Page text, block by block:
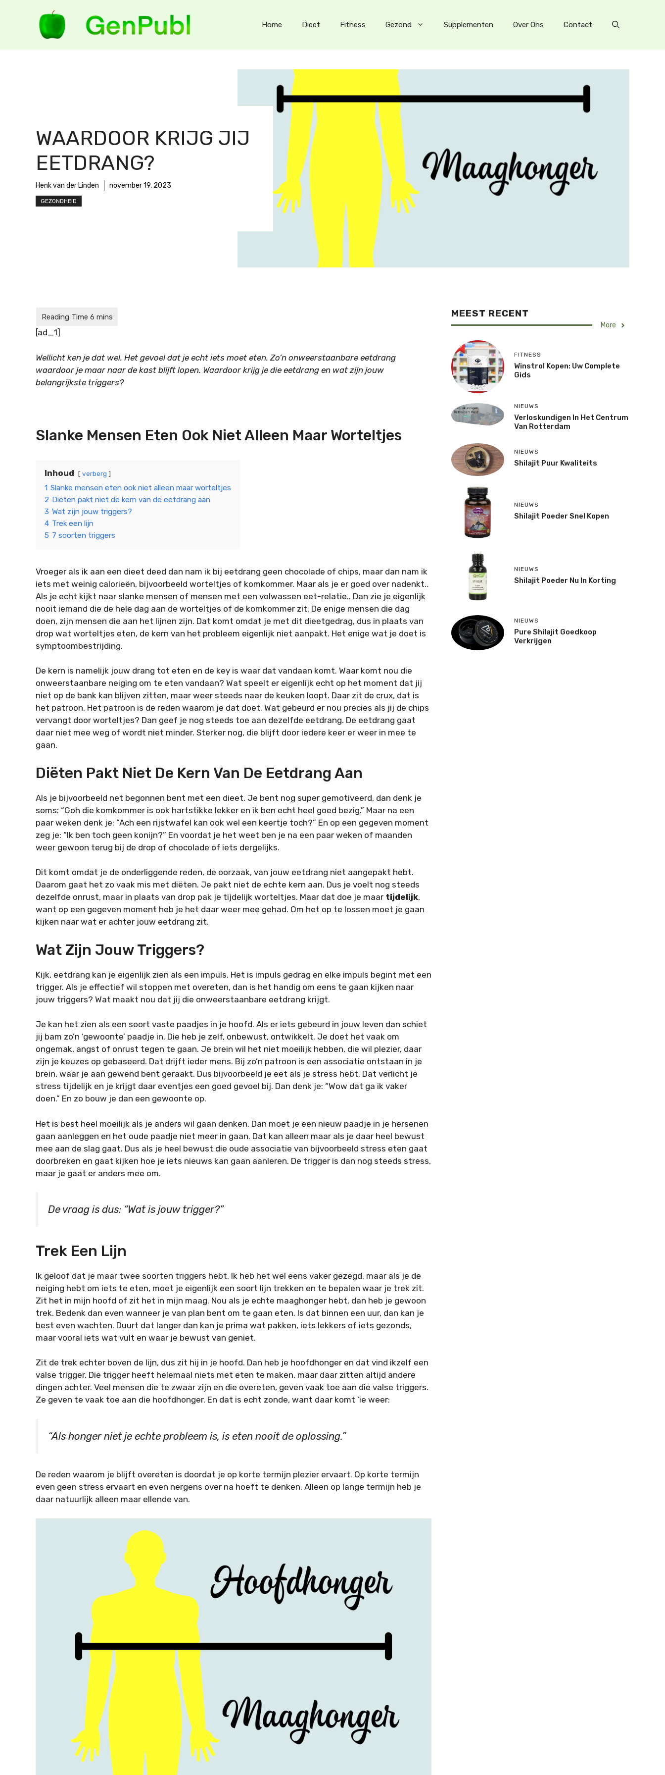
Home Dieet Fitness Gezond Supplementen Over Ons Contact
WAARDOOR KRIJG JIJ
EETDRANG?
Henk van der Linden november 19, 2023
GEZONDHEID
[ad_1]
Wellicht ken je dat wel. Het gevoel dat je echt iets moet eten. Zo’n onweerstaanbare eetdrang
waardoor je maar naar de kast blijft lopen. Waardoor krijg je die eetdrang en wat zijn jouw
belangrijkste triggers?
Slanke Mensen Eten Ook Niet Alleen Maar Worteltjes
Inhoud verberg
1 Slanke mensen eten ook niet alleen maar worteltjes
2 Diëten pakt niet de kern van de eetdrang aan
3 Wat zijn jouw triggers?
4 Trek een lijn
5 7 soorten triggers
Vroeger als ik aan een dieet deed dan nam ik bij eetdrang geen chocolade of chips, maar dan nam ik
iets met weinig calorieën, bijvoorbeeld worteltjes of komkommer. Maar als je er goed over nadenkt..
Als je echt kijkt naar slanke mensen of mensen met een volwassen eet-relatie.. Dan zie je eigenlijk
nooit iemand die de hele dag aan de worteltjes of de komkommer zit. De enige mensen die dag
doen, zijn mensen die aan het lijnen zijn. Dat komt omdat je met dit dieetgedrag, dus in plaats van
drop wat worteltjes eten, de kern van het probleem eigenlijk niet aanpakt. Het enige wat je doet is
symptoombestrijding.
De kern is namelijk jouw drang tot eten en de key is waar dat vandaan komt. Waar komt nou die
onweerstaanbare neiging om te eten vandaan? Wat speelt er eigenlijk echt op het moment dat jij
niet op de bank kan blijven zitten, maar weer steeds naar de keuken loopt. Daar zit de crux, dat is
het patroon. Het patroon is de reden waarom je dat doet. Wat gebeurd er nou precies als jij de chips
vervangt door worteltjes? Dan geef je nog steeds toe aan dezelfde eetdrang. De eetdrang gaat
daar niet mee weg of wordt niet minder. Sterker nog, die blijft door iedere keer er weer in mee te
gaan.
Diëten Pakt Niet De Kern Van De Eetdrang Aan
Als je bijvoorbeeld net begonnen bent met een dieet. Je bent nog super gemotiveerd, dan denk je
soms: “Goh die komkommer is ook hartstikke lekker en ik ben echt heel goed bezig.” Maar na een
paar weken denk je: “Ach een rijstwafel kan ook wel een keertje toch?” En op een gegeven moment
zeg je: “Ik ben toch geen konijn?” En voordat je het weet ben je na een paar weken of maanden
weer gewoon terug bij de drop of chocolade of iets dergelijks.
Dit komt omdat je de onderliggende reden, de oorzaak, van jouw eetdrang niet aangepakt hebt.
Daarom gaat het zo vaak mis met diëten. Je pakt niet de echte kern aan. Dus je voelt nog steeds
dezelfde onrust, maar in plaats van drop pak je tijdelijk worteltjes. Maar dat doe je maar tijdelijk,
want op een gegeven moment heb je het daar weer mee gehad. Om het op te lossen moet je gaan
kijken naar wat er achter jouw eetdrang zit.
Wat Zijn Jouw Triggers?
Kijk, eetdrang kan je eigenlijk zien als een impuls. Het is impuls gedrag en elke impuls begint met een
trigger. Als je effectief wil stoppen met overeten, dan is het handig om eens te gaan kijken naar
jouw triggers? Wat maakt nou dat jij die onweerstaanbare eetdrang krijgt.
Je kan het zien als een soort vaste paadjes in je hoofd. Als er iets gebeurd in jouw leven dan schiet
jij bam zo’n ‘gewoonte’ paadje in. Die heb je zelf, onbewust, ontwikkelt. Je doet het vaak om
ongemak, angst of onrust tegen te gaan. Je brein wil het niet moeilijk hebben, die wil plezier, daar
zijn je keuzes op gebaseerd. Dat drijft ieder mens. Bij zo’n patroon is een associatie ontstaan in je
brein, waar je aan gewend bent geraakt. Dus bijvoorbeeld je eet als je stress hebt. Dat verlicht je
stress tijdelijk en je krijgt daar eventjes een goed gevoel bij. Dan denk je: “Wow dat ga ik vaker
doen.” En zo bouw je dan een gewoonte op.
Het is best heel moeilijk als je anders wil gaan denken. Dan moet je een nieuw paadje in je hersenen
gaan aanleggen en het oude paadje niet meer in gaan. Dat kan alleen maar als je daar heel bewust
mee aan de slag gaat. Dus als je heel bewust die oude associatie van bijvoorbeeld stress eten gaat
doorbreken en gaat kijken hoe je iets nieuws kan gaan aanleren. De trigger is dan nog steeds stress,
maar je gaat er anders mee om.
De vraag is dus: “Wat is jouw trigger?”
Trek Een Lijn
Ik geloof dat je maar twee soorten triggers hebt. Ik heb het wel eens vaker gezegd, maar als je de
neiging hebt om iets te eten, moet je eigenlijk een soort lijn trekken en te bepalen waar je trek zit.
Zit het in mijn hoofd of zit het in mijn maag. Nou als je echte maaghonger hebt, dan heb je gewoon
trek. Bedenk dan even wanneer je van plan bent om te gaan eten. Is dat binnen een uur, dan kan je
best even wachten. Duurt dat langer dan kan je prima wat pakken, iets lekkers of iets gezonds,
maar vooral iets wat vult en waar je bewust van geniet.
Zit de trek echter boven de lijn, dus zit hij in je hoofd. Dan heb je hoofdhonger en dat vind ikzelf een
valse trigger. Die trigger heeft helemaal niets met eten te maken, maar daar zitten altijd andere
dingen achter. Veel mensen die te zwaar zijn en die overeten, geven vaak toe aan die valse triggers.
Ze geven te vaak toe aan die hoofdhonger. En dat is echt zonde, want daar komt ‘ie weer:
“Als honger niet je echte probleem is, is eten nooit de oplossing.”
De reden waarom je blijft overeten is doordat je op korte termijn plezier ervaart. Op korte termijn
even geen stress ervaart en even nergens over na hoeft te denken. Alleen op lange termijn heb je
daar natuurlijk alleen maar ellende van.
MEEST RECENT
More
FITNESS
Winstrol Kopen: Uw Complete
Gids
NIEUWS
Verloskundigen In Het Centrum
Van Rotterdam
NIEUWS
Shilajit Puur Kwaliteits
NIEUWS
Shilajit Poeder Snel Kopen
NIEUWS
Shilajit Poeder Nu In Korting
NIEUWS
Pure Shilajit Goedkoop
Verkrijgen